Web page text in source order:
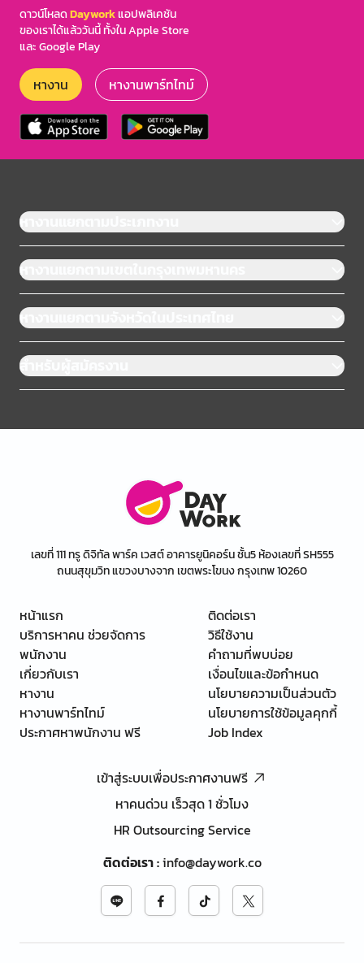
ดาวน์โหลดDayworkแอปพลิเคชัน
ของเราได้แล้ววันนี้ ทั้งใน Apple Store
และ Google Play
หางาน หางานพาร์ทไทม์
หางานแยกตามประเภทงาน
หางานแยกตามเขตในกรุงเทพมหานคร
หางานแยกตามจังหวัดในประเทศไทย
สำหรับผู้สมัครงาน
เลขที่ 111 ทรู ดิจิทัล พาร์ค เวสต์ อาคารยูนิคอร์น ชั้น5 ห้องเลขที่ SH555
ถนนสุขุมวิท แขวงบางจาก เขตพระโขนง กรุงเทพ 10260
หน้าแรก
บริการหาคน ช่วยจัดการ
พนักงาน
เกี่ยวกับเรา
หางาน
หางานพาร์ทไทม์
ประกาศหาพนักงาน ฟรี
ติดต่อเรา
วิธีใช้งาน
คำถามที่พบบ่อย
เงื่อนไขและข้อกำหนด
นโยบายความเป็นส่วนตัว
นโยบายการใช้ข้อมูลคุกกี้
Job Index
เข้าสู่ระบบเพื่อประกาศงานฟรี
หาคนด่วน เร็วสุด 1 ชั่วโมง
HR Outsourcing Service
ติดต่อเรา:info@daywork.co